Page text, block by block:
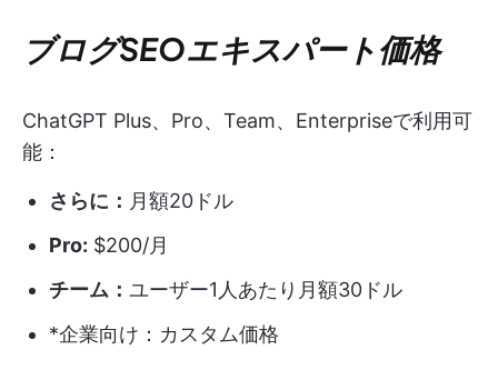
ブログSEOエキスパート価格
ChatGPT Plus、Pro、Team、Enterpriseで利用可
能：
さらに： 月額20ドル
Pro: $200/月
チーム： ユーザー1人あたり月額30ドル
*企業向け：カスタム価格